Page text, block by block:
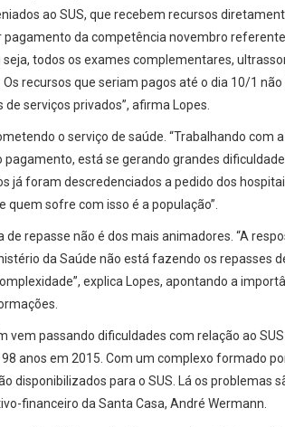
ao SUS, que recebem recursos
pagamento da competência novembro
todos os exames complementares,
recursos que seriam pagos até o dia 10/1
serviços privados”, afirma Lopes.
o serviço de saúde. “Trabalhando com
pagamento, está se gerando grandes
já foram descredenciados a pedido dos
sofre com isso é a população”.
repasse não é dos mais animadores. “A
da Saúde não está fazendo os repasses
explica Lopes, apontando a
vem passando dificuldades com relação ao
anos em 2015. Com um complexo formado
disponibilizados para o SUS. Lá os problemas
financeiro da Santa Casa, André Wermann.